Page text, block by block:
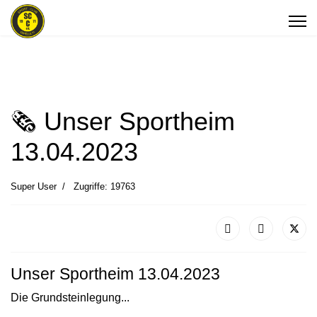
🗞 Unser Sportheim
13.04.2023
Super User Zugriffe: 19763
Unser Sportheim 13.04.2023
Die Grundsteinlegung...